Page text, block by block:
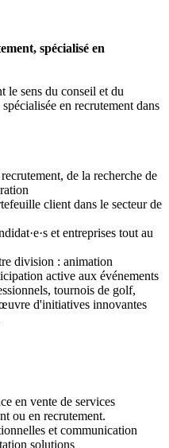
spécialisé en
le sens du conseil et du
en recrutement dans
de la recherche de
client dans le secteur de
et entreprises tout au
division : animation
active aux événements
tournois de golf,
d'initiatives innovantes
en vente de services
ou en recrutement.
et communication
solutions